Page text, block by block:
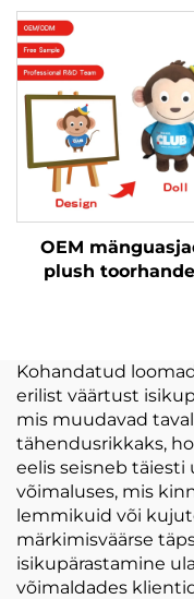
rahakott
OEM
plush
Loomad
naine Täidetud
Loomad
Kohandatud
erilist väärtust
mis muudavad
tähendusrikkaks,
eelis seisneb täiesti
võimaluses, mis
lemmikuid või
märkimisväärse
isikupärastamine
võimaldades